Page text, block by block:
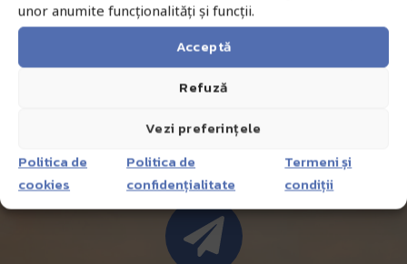
unor anumite funcționalități și funcții.
Acceptă
Refuză
Vezi preferințele
Politica de
cookies
Politica de
confidențialitate
Termeni și
condiții